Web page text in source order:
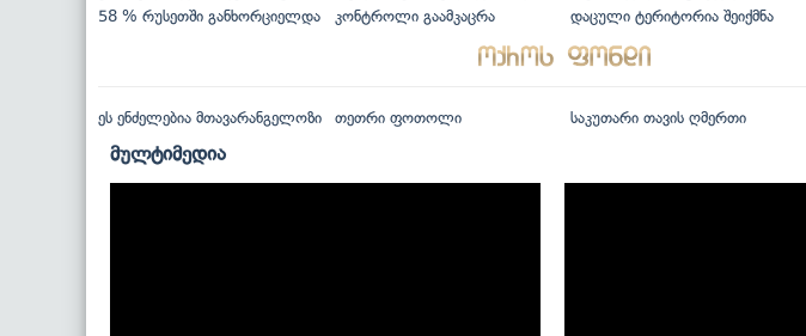
58 % რუსეთში განხორციელდა
კონტროლი გაამკაცრა
დაცული ტერიტორია შეიქმნა
ეს ენძელებია მთავარანგელოზი თეთრი ფოთოლი საკუთარი თავის ღმერთი
მულტიმედია